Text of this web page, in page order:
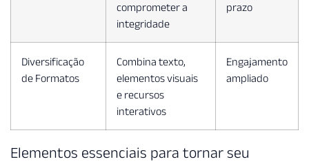
comprometer a
integridade
prazo
Diversificação
de Formatos
Combina texto,
elementos visuais
e recursos
interativos
Engajamento
ampliado
Elementos essenciais para tornar seu